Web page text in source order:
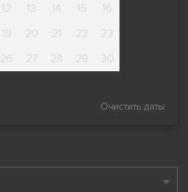
12 13 14 15
16
19 20 21 22
23
26 27 28 29
30
Очистить даты